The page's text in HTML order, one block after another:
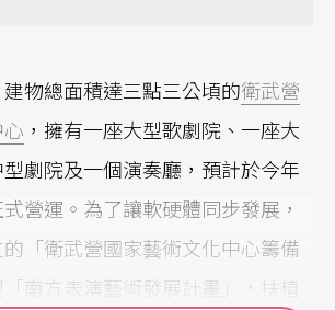
物總面積達三點三公頃的衛武營
，擁有一座大型歌劇院、一座大
劇院及一個演奏廳，預計於今年
營運。為了讓軟硬體同步發展，
「衛武營國家藝術文化中心籌備
南方表演藝術發展計畫」，扶植